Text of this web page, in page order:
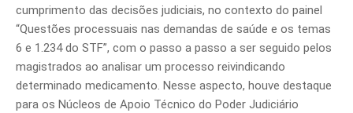
cumprimento das decisões judiciais, no contexto do painel
“Questões processuais nas demandas de saúde e os temas
6 e 1.234 do STF”, com o passo a passo a ser seguido pelos
magistrados ao analisar um processo reivindicando
determinado medicamento. Nesse aspecto, houve destaque
para os Núcleos de Apoio Técnico do Poder Judiciário